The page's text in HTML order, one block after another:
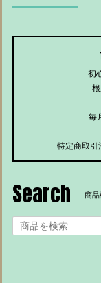
初
毎
特定商取引
Search 商品